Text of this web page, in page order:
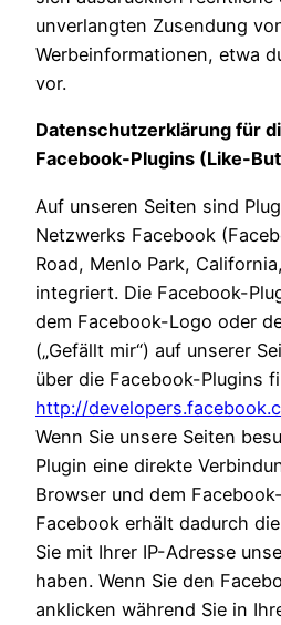
unverlangten Zusendung
Werbeinformationen, etwa
vor.
Datenschutzerklärung für
Facebook-Plugins (Like-
Auf unseren Seiten sind
Netzwerks Facebook
Road, Menlo Park,
integriert. Die Facebook-
dem Facebook-Logo oder
(„Gefällt mir“) auf unserer
über die Facebook-Plugins
http://
Wenn Sie unsere Seiten
Plugin eine direkte
Browser und dem
Facebook erhält dadurch
Sie mit Ihrer IP-Adresse
haben. Wenn Sie den
anklicken während Sie in